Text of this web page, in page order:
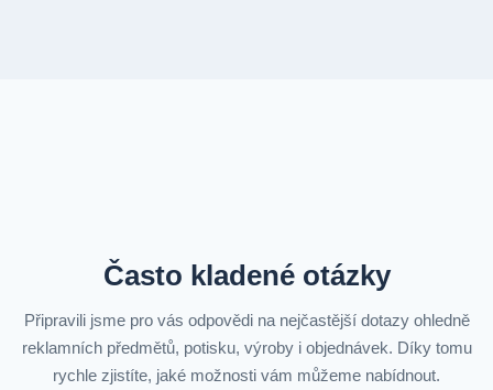
Často kladené otázky
Připravili jsme pro vás odpovědi na nejčastější dotazy ohledně
reklamních předmětů, potisku, výroby i objednávek. Díky tomu
rychle zjistíte, jaké možnosti vám můžeme nabídnout.